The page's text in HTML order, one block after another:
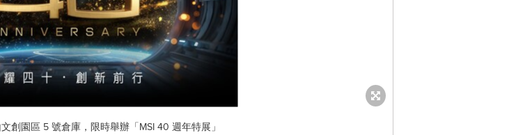
創園區 5 號倉庫，限時舉辦「MSI 40 週年特展」